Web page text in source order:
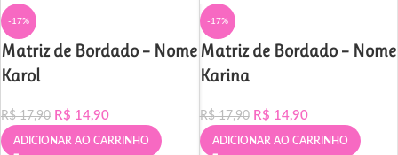
-17%
Matriz de Bordado – Nome
Karol
R$17,90 R$ 14,90
ADICIONAR AO CARRINHO
-17%
Matriz de Bordado – Nome
Karina
R$17,90 R$ 14,90
ADICIONAR AO CARRINHO